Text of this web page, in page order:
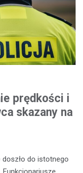
prędkości i
skazany na
do istotnego